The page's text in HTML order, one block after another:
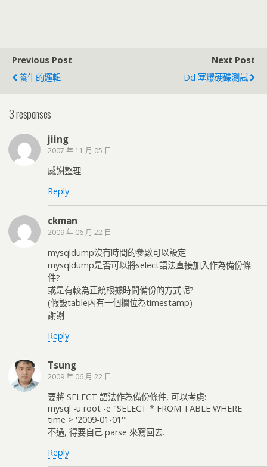
Previous Post
養牛的邏輯
Next Post
Dd 塞爆硬碟測試
3 responses
jiing
2007 年 11 月 05 日
感謝整理
Reply
ckman
2009 年 06 月 22 日
mysqldump沒有時間的參數可以設定
mysqldump是否可以將select語法直接加入作為備份條
件?
或是有較為正統根據時間備份的方式呢?
(假設table內有一個欄位為timestamp)
謝謝
Reply
Tsung
2009 年 06 月 22 日
要將 SELECT 語法作為備份條件, 可以考慮:
mysql -u root -e "SELECT * FROM TABLE WHERE
time > '2009-01-01'"
不過, 得要自己 parse 來寫回去.
Reply